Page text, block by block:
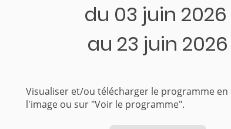
du 03 juin 2026
au 23 juin 2026
Visualiser et/ou télécharger le programme
l'image ou sur "Voir le programme".